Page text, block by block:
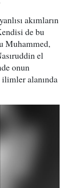
akımların
de bu
Muhammed,
el
onun
alanında